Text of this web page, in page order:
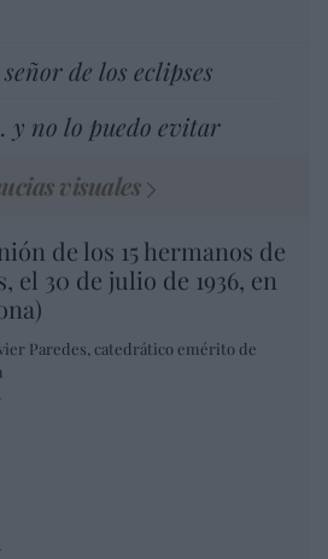
de los eclipses
y no lo puedo evitar
visuales
de los 15 hermanos de
el 30 de julio de 1936, en
Paredes, catedrático emérito de